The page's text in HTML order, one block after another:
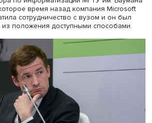
идею цифровых трансформаций,
бесплатную для других
партнерство», в рамках которой
онлайн-стажировки, запускает
оказывает
успешной цифровой
политики импортозамещения в
ресурсов. Программа
и масштабировать лучшие
по разработке и поддержке
инфраструктуры, запускать
и стажерские